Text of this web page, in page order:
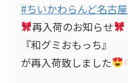
#ちいかわらんど名古
再入荷のお知らせ
『和グミおもっち』
が再入荷致しました